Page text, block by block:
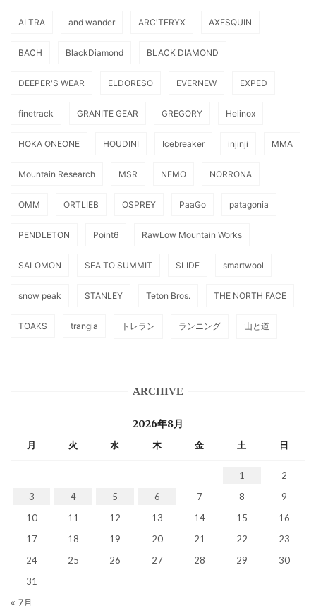
ALTRA and wander ARC'TERYX AXESQUIN
BACH BlackDiamond BLACK DIAMOND
DEEPER'S WEAR ELDORESO EVERNEW EXPED
finetrack GRANITE GEAR GREGORY Helinox
HOKA ONEONE HOUDINI Icebreaker injinji MMA
Mountain Research MSR NEMO NORRONA
OMM ORTLIEB OSPREY PaaGo patagonia
PENDLETON Point6 RawLow Mountain Works
SALOMON SEA TO SUMMIT SLIDE smartwool
snow peak STANLEY Teton Bros. THE NORTH FACE
TOAKS trangia トレラン ランニング 山と道
ARCHIVE
2026年8月
月 火 水 木 金 土 日
1
2
3
4 5 6 7 8
9
10
11 12 13 14 15
16
17
18 19 20 21 22
23
24
25 26 27 28 29
30
31
« 7月